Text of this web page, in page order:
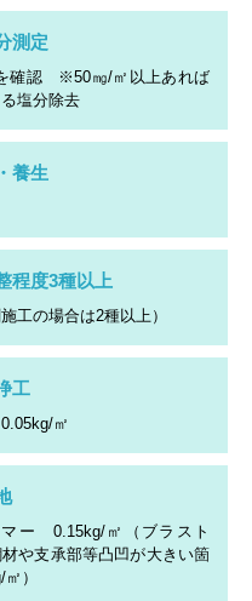
測定
確認 ※50㎎/㎡以上あれば
塩分除去
養生
度3種以上
工の場合は2種以上）
工
㎡
マー 0.15kg/㎡（ブラスト
や支承部等凸凹が大きい箇
）